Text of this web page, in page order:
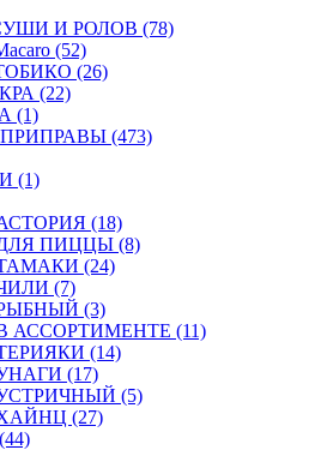
И РОЛОВ (78)
(52)
(26)
(22)
(1)
(473)
(1)
(18)
ПИЦЦЫ (8)
(24)
(7)
(3)
АССОРТИМЕНТЕ (11)
(14)
(17)
(5)
(27)
(44)